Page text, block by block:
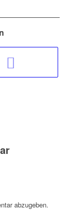
abzugeben.